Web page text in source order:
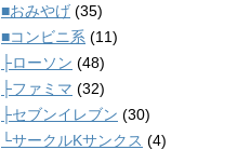
■おみやげ (35)
■コンビニ系 (11)
├ローソン (48)
├ファミマ (32)
├セブンイレブン (30)
└サークルKサンクス (4)